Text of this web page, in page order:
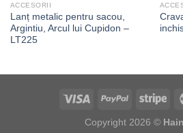
ACCESORII
Lanț metalic pentru sacou,
Argintiu, Arcul lui Cupidon –
LT225
Copyright 2026 ©